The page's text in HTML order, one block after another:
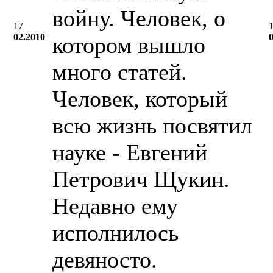
17
02.2010
войну. Человек, о
котором вышло
много статей.
Человек, который
всю жизнь посвятил
науке - Евгений
Петрович Щукин.
Недавно ему
исполнилось
девяносто.